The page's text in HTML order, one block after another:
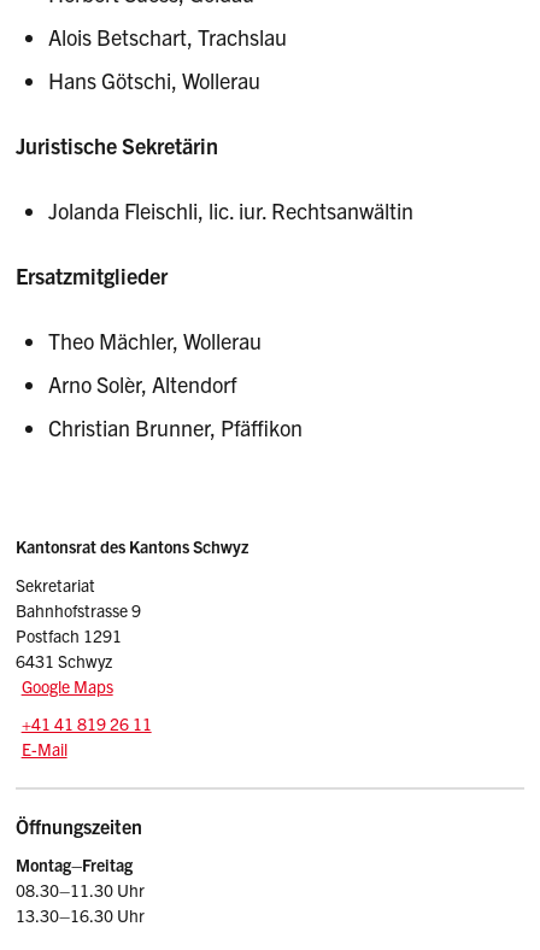
Alois Betschart, Trachslau
Hans Götschi, Wollerau
Juristische Sekretärin
Jolanda Fleischli, lic. iur. Rechtsanwältin
Ersatzmitglieder
Theo Mächler, Wollerau
Arno Solèr, Altendorf
Christian Brunner, Pfäffikon
Sidebar
Adresse
Kantonsrat des Kantons Schwyz
Sekretariat
Bahnhofstrasse 9
Postfach 1291
6431 Schwyz
Google Maps
Tel.:
+41 41 819 26 11
E-Mail: kr
E-Mail
Öffnungszeiten
Montag–Freitag
08.30–11.30 Uhr
13.30–16.30 Uhr